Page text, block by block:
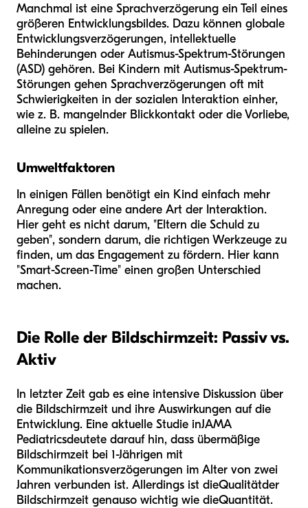
Manchmal ist eine Sprachverzögerung ein Teil eines
größeren Entwicklungsbildes. Dazu können globale
Entwicklungsverzögerungen, intellektuelle
Behinderungen oder Autismus-Spektrum-Störungen
(ASD) gehören. Bei Kindern mit Autismus-Spektrum-
Störungen gehen Sprachverzögerungen oft mit
Schwierigkeiten in der sozialen Interaktion einher,
wie z. B. mangelnder Blickkontakt oder die Vorliebe,
alleine zu spielen.
Umweltfaktoren
In einigen Fällen benötigt ein Kind einfach mehr
Anregung oder eine andere Art der Interaktion.
Hier geht es nicht darum, "Eltern die Schuld zu
geben", sondern darum, die richtigen Werkzeuge zu
finden, um das Engagement zu fördern. Hier kann
"Smart-Screen-Time" einen großen Unterschied
machen.
Die Rolle der Bildschirmzeit: Passiv vs.
Aktiv
In letzter Zeit gab es eine intensive Diskussion über
die Bildschirmzeit und ihre Auswirkungen auf die
Entwicklung. Eine aktuelle Studie inJAMA
Pediatricsdeutete darauf hin, dass übermäßige
Bildschirmzeit bei 1-Jährigen mit
Kommunikationsverzögerungen im Alter von zwei
Jahren verbunden ist. Allerdings ist dieQualitätder
Bildschirmzeit genauso wichtig wie dieQuantität.